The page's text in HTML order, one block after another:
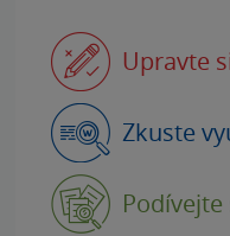
Upravte
Zkuste